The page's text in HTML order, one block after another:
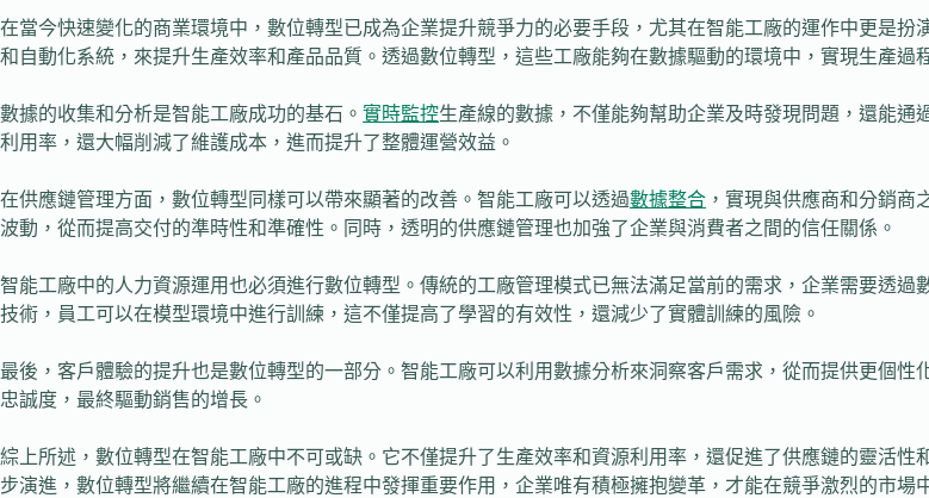
在當今快速變化的商業環境中，數位轉型已成為企業提升競爭力的必要手段，尤其在智能工廠的運作中更是扮
和自動化系統，來提升生產效率和產品品質。透過數位轉型，這些工廠能夠在數據驅動的環境中，實現生產過
數據的收集和分析是智能工廠成功的基石。 實時監控生產線的數據，不僅能夠幫助企業及時發現問題，還能
利用率，還大幅削減了維護成本，進而提升了整體運營效益。
在供應鏈管理方面，數位轉型同樣可以帶來顯著的改善。智能工廠可以透過數據整合 ，實現與供應商和分銷
波動，從而提高交付的準時性和準確性。同時，透明的供應鏈管理也加強了企業與消費者之間的信任關係。
智能工廠中的人力資源運用也必須進行數位轉型。傳統的工廠管理模式已無法滿足當前的需求，企業需要透
技術，員工可以在模型環境中進行訓練，這不僅提高了學習的有效性，還減少了實體訓練的風險。
最後，客戶體驗的提升也是數位轉型的一部分。智能工廠可以利用數據分析來洞察客戶需求，從而提供更個
忠誠度，最終驅動銷售的增長。
綜上所述，數位轉型在智能工廠中不可或缺。它不僅提升了生產效率和資源利用率，還促進了供應鏈的靈活
步演進，數位轉型將繼續在智能工廠的進程中發揮重要作用，企業唯有積極擁抱變革，才能在競爭激烈的市場